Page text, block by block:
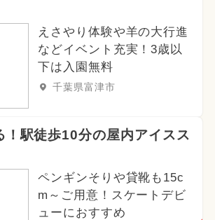
えさやり体験や羊の大行進
などイベント充実！3歳以
下は入園無料
千葉県富津市
！駅徒歩10分の屋内アイスス
ペンギンそりや貸靴も15c
m～ご用意！スケートデビ
ューにおすすめ